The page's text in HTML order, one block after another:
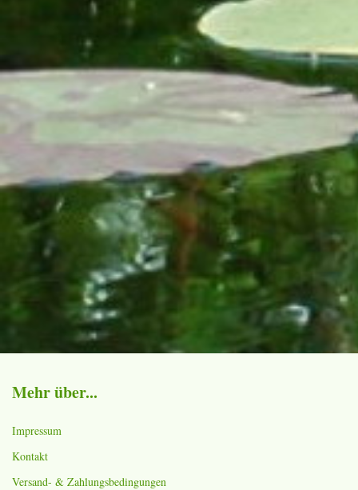
Mehr über...
Impressum
Kontakt
Versand- & Zahlungsbedingungen